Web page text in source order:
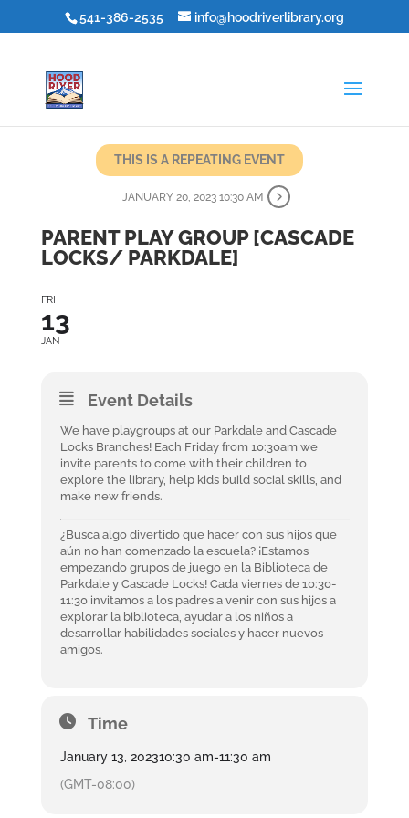
541-386-2535 info@hoodriverlibrary.org
THIS IS A REPEATING EVENT
JANUARY 20, 2023 10:30 AM
PARENT PLAY GROUP [CASCADE
LOCKS/ PARKDALE]
FRI
13
JAN
Event Details
We have playgroups at our Parkdale and Cascade
Locks Branches! Each Friday from 10:30am we
invite parents to come with their children to
explore the library, help kids build social skills, and
make new friends.
¿Busca algo divertido que hacer con sus hijos que
aún no han comenzado la escuela? ¡Estamos
empezando grupos de juego en la Biblioteca de
Parkdale y Cascade Locks! Cada viernes de 10:30-
11:30 invitamos a los padres a venir con sus hijos a
explorar la biblioteca, ayudar a los niños a
desarrollar habilidades sociales y hacer nuevos
amigos.
Time
January 13, 202310:30 am-11:30 am
(GMT-08:00)